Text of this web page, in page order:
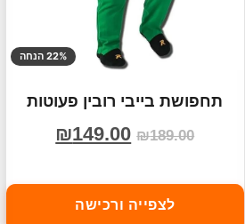
22% הנחה
תחפושת בייבי רובין פעוטות
₪189.00
₪149.00
לצפייה ורכישה